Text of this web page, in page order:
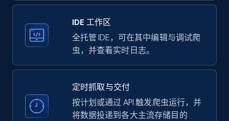
LinkedIn company information
ID, Name, Country code, Locations, Followers,
Employees in linkedin, About, Specialties, and
33.6K+ 3.5K+ 注册使用
IDE 工作区
全托管 IDE，可在其中编辑与调试爬
虫，并查看实时日志。
定时抓取与交付
按计划或通过 API 触发爬虫运行，并
将数据投递到各大主流存储目的